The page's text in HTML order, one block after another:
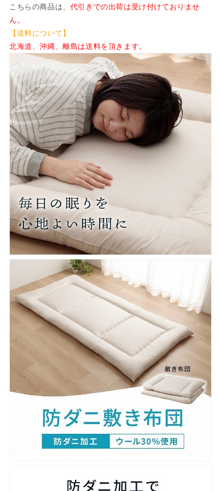
の
量
を
減
ら
す
の
を
増
や
す
こちらの商品は、 代引きでの出荷は受け付けておりませ
ん。
【送料について】
北海道、沖縄、離島は送料を頂きます。